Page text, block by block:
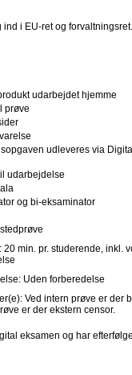
i EU-ret og forvaltningsret.
udarbejdet hjemme
prøve
udleveres via
udarbejdelse
og bi-eksaminator
20 min. pr. studerende, inkl.
Uden forberedelse
Ved intern prøve er der
er der ekstern censor.
eksamen og har